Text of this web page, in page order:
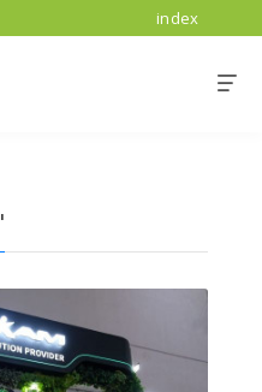
index